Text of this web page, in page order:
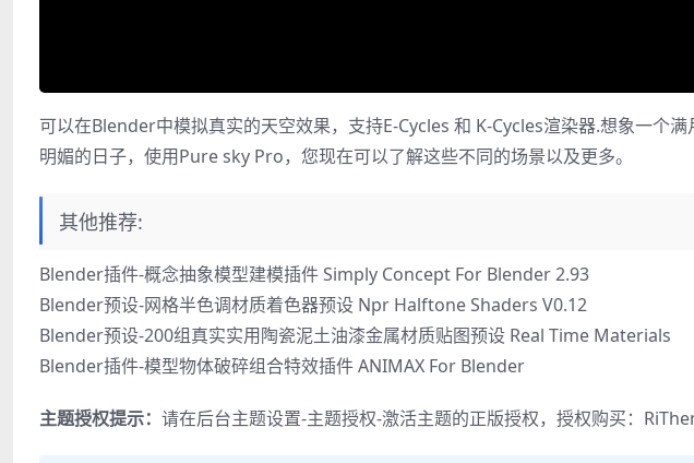
可以在Blender中模拟真实的天空效果，支持E-Cycles 和 K-Cycles渲染器.想象一个
明媚的日子，使用Pure sky Pro，您现在可以了解这些不同的场景以及更多。
其他推荐:
Blender插件-概念抽象模型建模插件 Simply Concept For Blender 2.93
Blender预设-网格半色调材质着色器预设 Npr Halftone Shaders V0.12
Blender预设-200组真实实用陶瓷泥土油漆金属材质贴图预设 Real Time Materials
Blender插件-模型物体破碎组合特效插件 ANIMAX For Blender
主题授权提示： 请在后台主题设置-主题授权-激活主题的正版授权，授权购买：